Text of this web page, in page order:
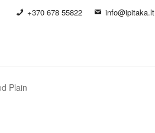
info@ipitaka.lt
+370 678 55822
Plain